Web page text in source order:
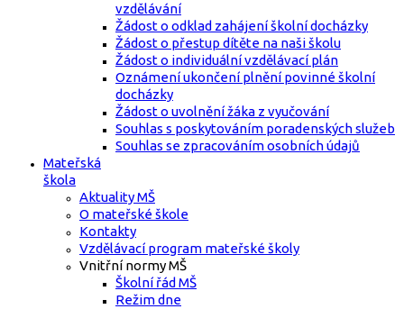
vzdělávání
Žádost o odklad zahájení školní docházky
Žádost o přestup dítěte na naši školu
Žádost o individuální vzdělávací plán
Oznámení ukončení plnění povinné školní
docházky
Žádost o uvolnění žáka z vyučování
Souhlas s poskytováním poradenských služeb
Souhlas se zpracováním osobních údajů
Mateřská
škola
Aktuality MŠ
O mateřské škole
Kontakty
Vzdělávací program mateřské školy
Vnitřní normy MŠ
Školní řád MŠ
Režim dne